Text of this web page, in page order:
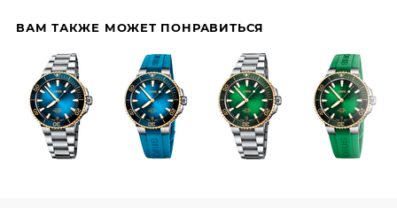
ВАМ ТАКЖЕ МОЖЕТ ПОНРАВИТЬСЯ